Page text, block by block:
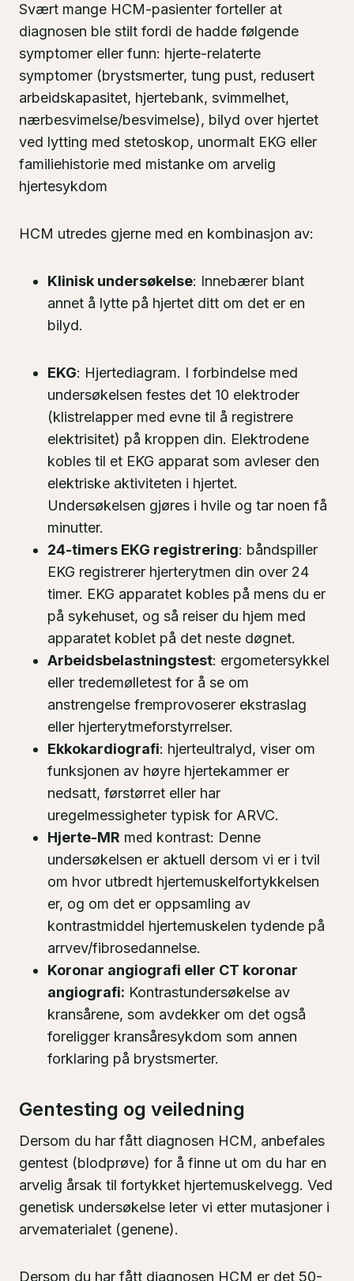
Svært mange HCM-pasienter forteller at
diagnosen ble stilt fordi de hadde følgende
symptomer eller funn: hjerte-relaterte
symptomer (brystsmerter, tung pust, redusert
arbeidskapasitet, hjertebank, svimmelhet,
nærbesvimelse/besvimelse), bilyd over hjertet
ved lytting med stetoskop, unormalt EKG eller
familiehistorie med mistanke om arvelig
hjertesykdom
HCM utredes gjerne med en kombinasjon av:
Klinisk undersøkelse: Innebærer blant
annet å lytte på hjertet ditt om det er en
bilyd.
EKG: Hjertediagram. I forbindelse med
undersøkelsen festes det 10 elektroder
(klistrelapper med evne til å registrere
elektrisitet) på kroppen din. Elektrodene
kobles til et EKG apparat som avleser den
elektriske aktiviteten i hjertet.
Undersøkelsen gjøres i hvile og tar noen få
minutter.
24-timers EKG registrering: båndspiller
EKG registrerer hjerterytmen din over 24
timer. EKG apparatet kobles på mens du er
på sykehuset, og så reiser du hjem med
apparatet koblet på det neste døgnet.
Arbeidsbelastningstest: ergometersykkel
eller tredemølletest for å se om
anstrengelse fremprovoserer ekstraslag
eller hjerterytmeforstyrrelser.
Ekkokardiografi: hjerteultralyd, viser om
funksjonen av høyre hjertekammer er
nedsatt, førstørret eller har
uregelmessigheter typisk for ARVC.
Hjerte-MR med kontrast: Denne
undersøkelsen er aktuell dersom vi er i tvil
om hvor utbredt hjertemuskelfortykkelsen
er, og om det er oppsamling av
kontrastmiddel hjertemuskelen tydende på
arrvev/fibrosedannelse.
Koronar angiografi eller CT koronar
angiografi: Kontrastundersøkelse av
kransårene, som avdekker om det også
foreligger kransåresykdom som annen
forklaring på brystsmerter.
Gentesting og veiledning
Dersom du har fått diagnosen HCM, anbefales
gentest (blodprøve) for å finne ut om du har en
arvelig årsak til fortykket hjertemuskelvegg. Ved
genetisk undersøkelse leter vi etter mutasjoner i
arvematerialet (genene).
Dersom du har fått diagnosen HCM er det 50-